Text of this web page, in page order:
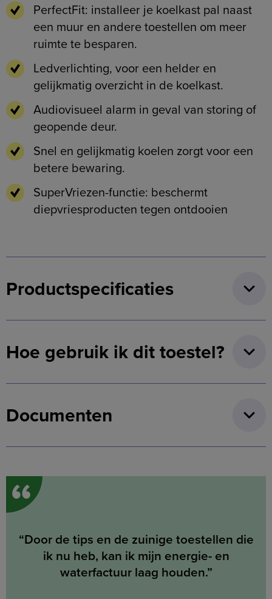
PerfectFit: installeer je koelkast pal naast
een muur en andere toestellen om meer
ruimte te besparen.
Ledverlichting, voor een helder en
gelijkmatig overzicht in de koelkast.
Audiovisueel alarm in geval van storing of
geopende deur.
Snel en gelijkmatig koelen zorgt voor een
betere bewaring.
SuperVriezen-functie: beschermt
diepvriesproducten tegen ontdooien
Productspecificaties
Hoe gebruik ik dit toestel?
Documenten
“
“Door de tips en de zuinige toestellen die
ik nu heb, kan ik mijn energie- en
waterfactuur laag houden.”